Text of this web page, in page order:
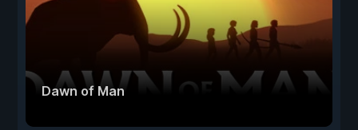
Dawn of Man